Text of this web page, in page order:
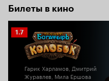
Билеты в кино
Рейтинг
Кинопоиска
1.7
Гарик Харламов, Дмитрий
Журавлев, Мила Ершова